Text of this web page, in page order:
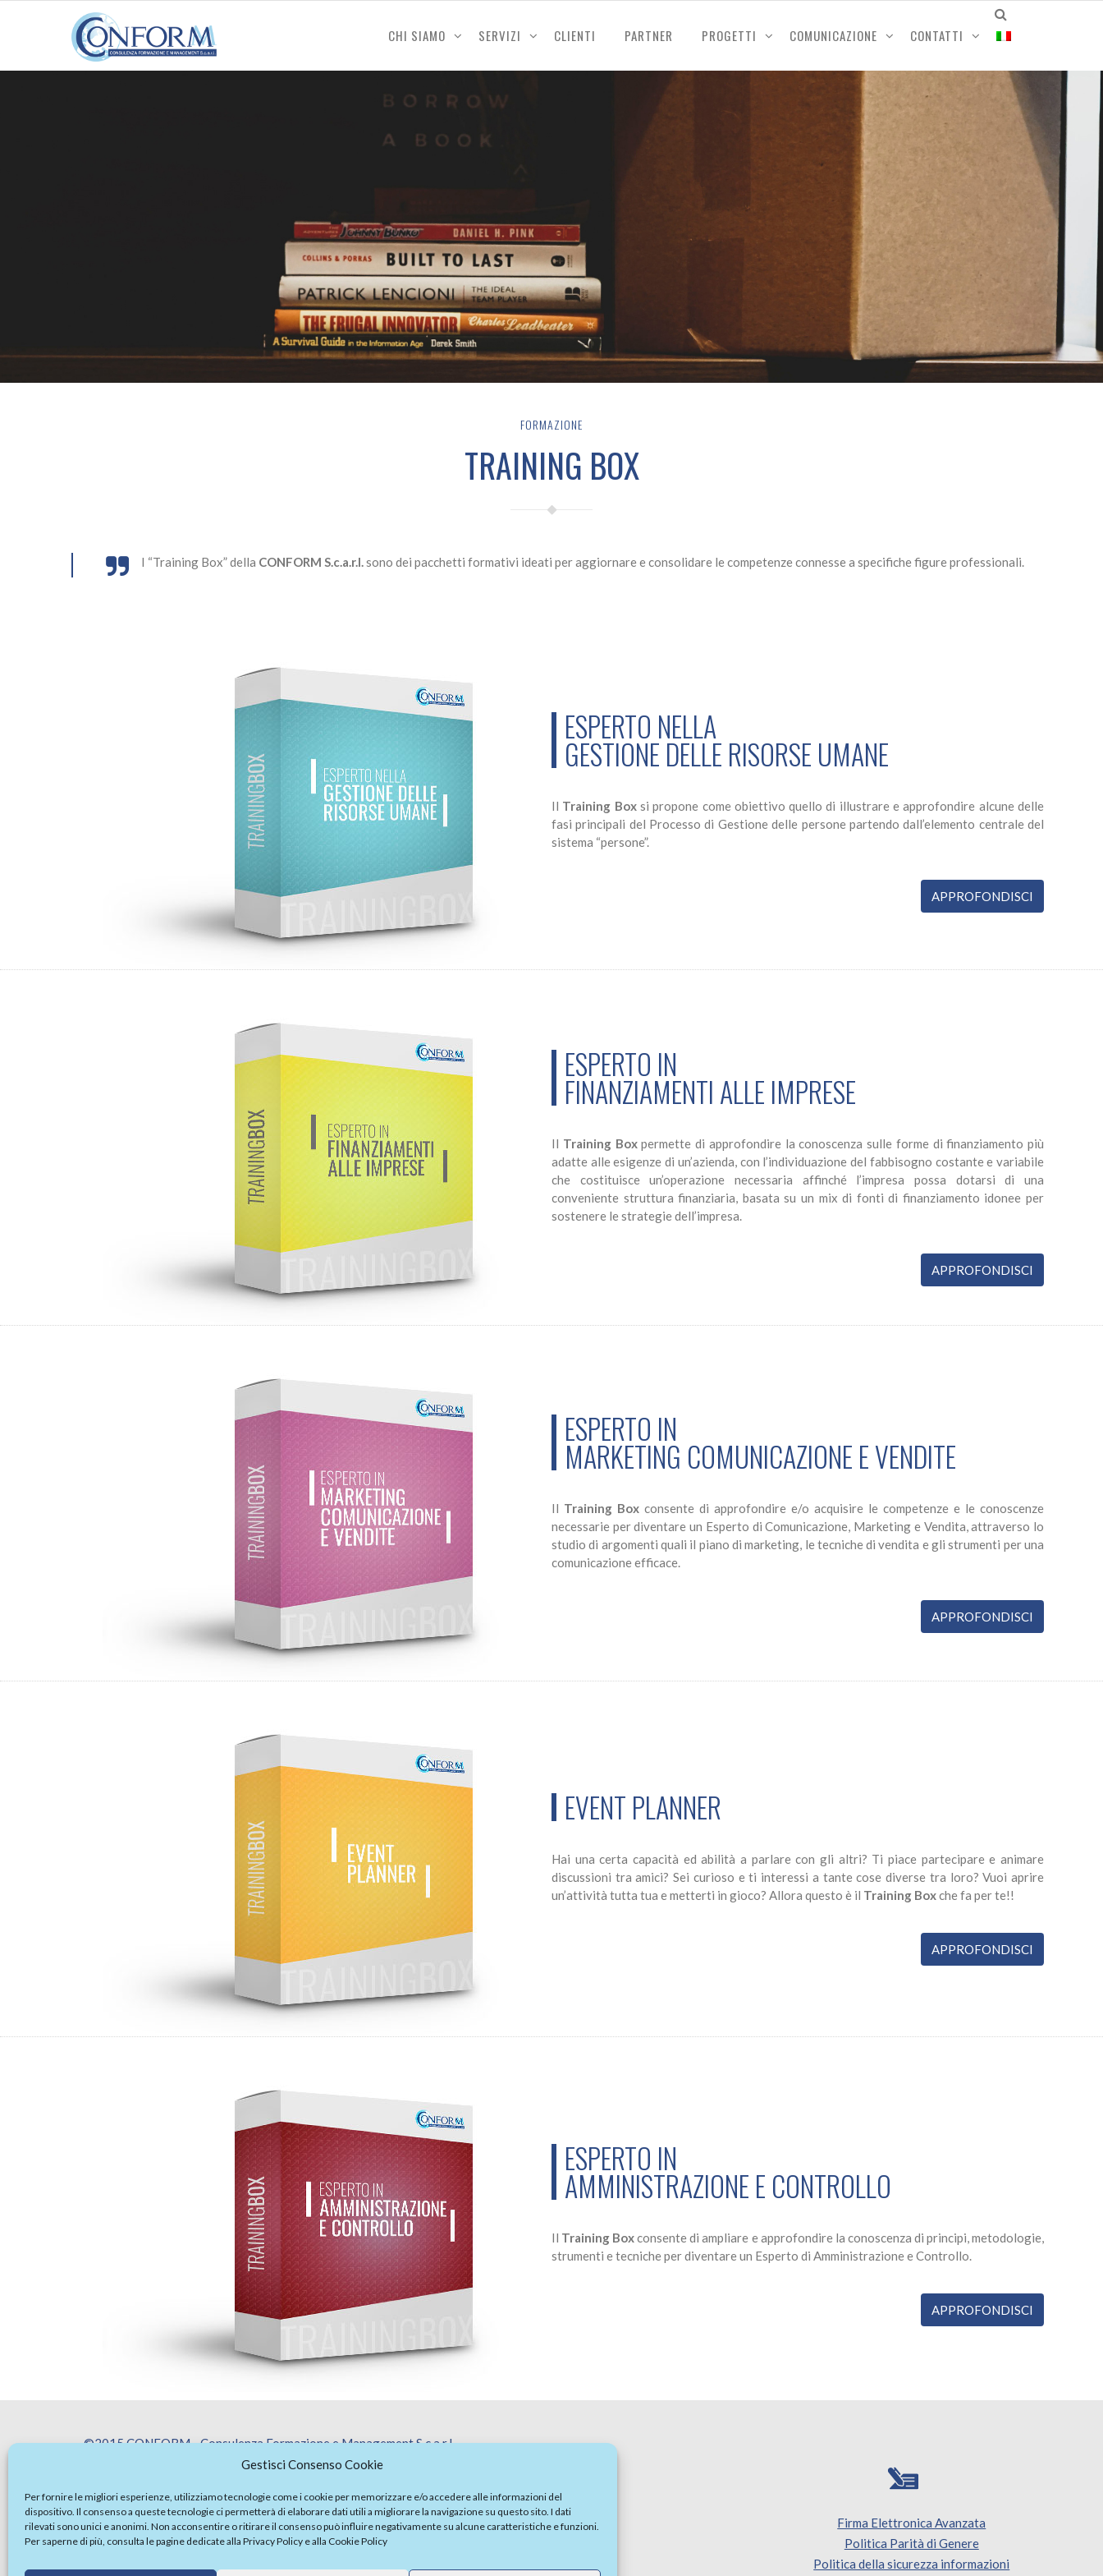
Gestisci Consenso Cookie
Per fornire le migliori esperienze, utilizziamo tecnologie come i cookie per memorizzare e/o accedere alle informazioni del
dispositivo. Il consenso a queste tecnologie ci permetterà di elaborare dati utili a migliorare la navigazione su questo sito. I dati
rilevati sono unici e anonimi. Non acconsentire o ritirare il consenso può influire negativamente su alcune caratteristiche e funzioni.
Per saperne di più, consulta le pagine dedicate alla Privacy Policy e alla Cookie Policy
CHI SIAMO SERVIZI CLIENTI PARTNER PROGETTI COMUNICAZIONE CONTATTI
FORMAZIONE
TRAINING BOX
I “Training Box” della CONFORM S.c.a.r.l.sono dei pacchetti formativi ideati per aggiornare e consolidare le competenze connesse a specifiche figure professionali.
ESPERTO NELLA
GESTIONE DELLE RISORSE UMANE
Il Training Boxsi propone come obiettivo quello di illustrare e approfondire alcune delle
fasi principali del Processo di Gestione delle persone partendo dall’elemento centrale del
sistema “persone”.
APPROFONDISCI
ESPERTO IN
FINANZIAMENTI ALLE IMPRESE
Il Training Boxpermette di approfondire la conoscenza sulle forme di finanziamento più
adatte alle esigenze di un’azienda, con l’individuazione del fabbisogno costante e variabile
che costituisce un’operazione necessaria affinché l’impresa possa dotarsi di una
conveniente struttura finanziaria, basata su un mix di fonti di finanziamento idonee per
sostenere le strategie dell’impresa.
APPROFONDISCI
ESPERTO IN
MARKETING COMUNICAZIONE E VENDITE
Il Training Box consente di approfondire e/o acquisire le competenze e le conoscenze
necessarie per diventare un Esperto di Comunicazione, Marketing e Vendita, attraverso lo
studio di argomenti quali il piano di marketing, le tecniche di vendita e gli strumenti per una
comunicazione efficace.
APPROFONDISCI
EVENT PLANNER
Hai una certa capacità ed abilità a parlare con gli altri? Ti piace partecipare e animare
discussioni tra amici? Sei curioso e ti interessi a tante cose diverse tra loro? Vuoi aprire
un’attività tutta tua e metterti in gioco? Allora questo è il Training Boxche fa per te!!
APPROFONDISCI
ESPERTO IN
AMMINISTRAZIONE E CONTROLLO
Il Training Boxconsente di ampliare e approfondire la conoscenza di principi, metodologie,
strumenti e tecniche per diventare un Esperto di Amministrazione e Controllo.
APPROFONDISCI
©2015 CONFORM - Consulenza Formazione e Management S.c.a.r.l.
Sede Legale: Collina Liguorini - 83100 - Avellino - Tel. +39 0825 1805405 - P.IVA: 01957750647
Certificazione n° IT236967 Bureau Veritas ISO 9001:2015 Settore EA35 - EA37 - EA39
Iscrizione Registro Imprese: 01957750647
N° Rea: AV-113807
Capitale Sociale I.V.: 300.000 €
Firma Elettronica Avanzata
Politica Parità di Genere
Politica della sicurezza informazioni